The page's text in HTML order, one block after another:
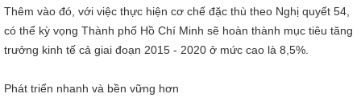
Thêm vào đó, với việc thực hiện cơ chế đặc thù theo Nghị quyết 54,
có thể kỳ vọng Thành phố Hồ Chí Minh sẽ hoàn thành mục tiêu tăng
trưởng kinh tế cả giai đoạn 2015 - 2020 ở mức cao là 8,5%.
Phát triển nhanh và bền vững hơn